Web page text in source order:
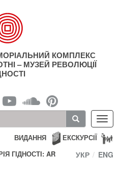
КОМПЛЕКС
– МУЗЕЙ РЕВОЛЮЦІЇ
ЕКСКУРСІЇ
ВИДАННЯ
ГІДНОСТІ: AR
УКР ENG